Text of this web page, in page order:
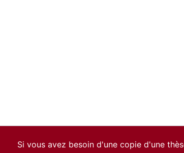
Si vous avez besoin d'une copie d'une